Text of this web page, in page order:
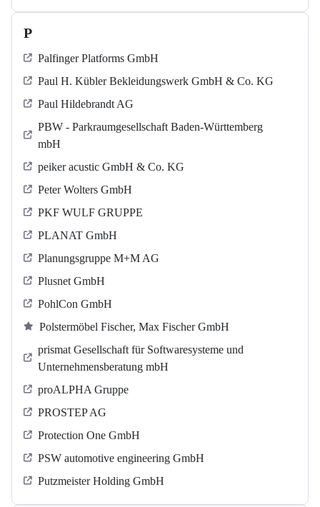
P
Palfinger Platforms GmbH
Paul H. Kübler Bekleidungswerk GmbH & Co. KG
Paul Hildebrandt AG
PBW - Parkraumgesellschaft Baden-Württemberg
mbH
peiker acustic GmbH & Co. KG
Peter Wolters GmbH
PKF WULF GRUPPE
PLANAT GmbH
Planungsgruppe M+M AG
Plusnet GmbH
PohlCon GmbH
Polstermöbel Fischer, Max Fischer GmbH
prismat Gesellschaft für Softwaresysteme und
Unternehmensberatung mbH
proALPHA Gruppe
PROSTEP AG
Protection One GmbH
PSW automotive engineering GmbH
Putzmeister Holding GmbH